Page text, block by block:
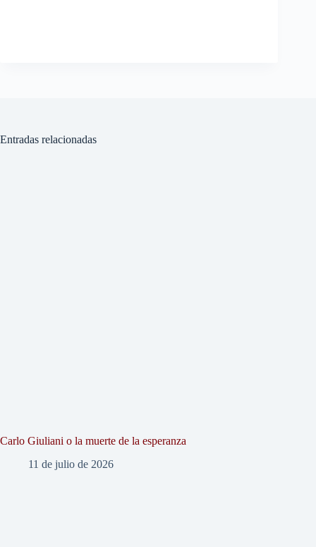
Entradas relacionadas
Carlo Giuliani o la muerte de la esperanza
11 de julio de 2026